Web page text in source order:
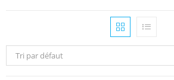
Tri par défaut